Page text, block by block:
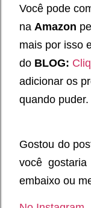
Você pode
na Amazon
mais por isso
do BLOG:
adicionar os
quando puder.
Gostou do
você
embaixo ou